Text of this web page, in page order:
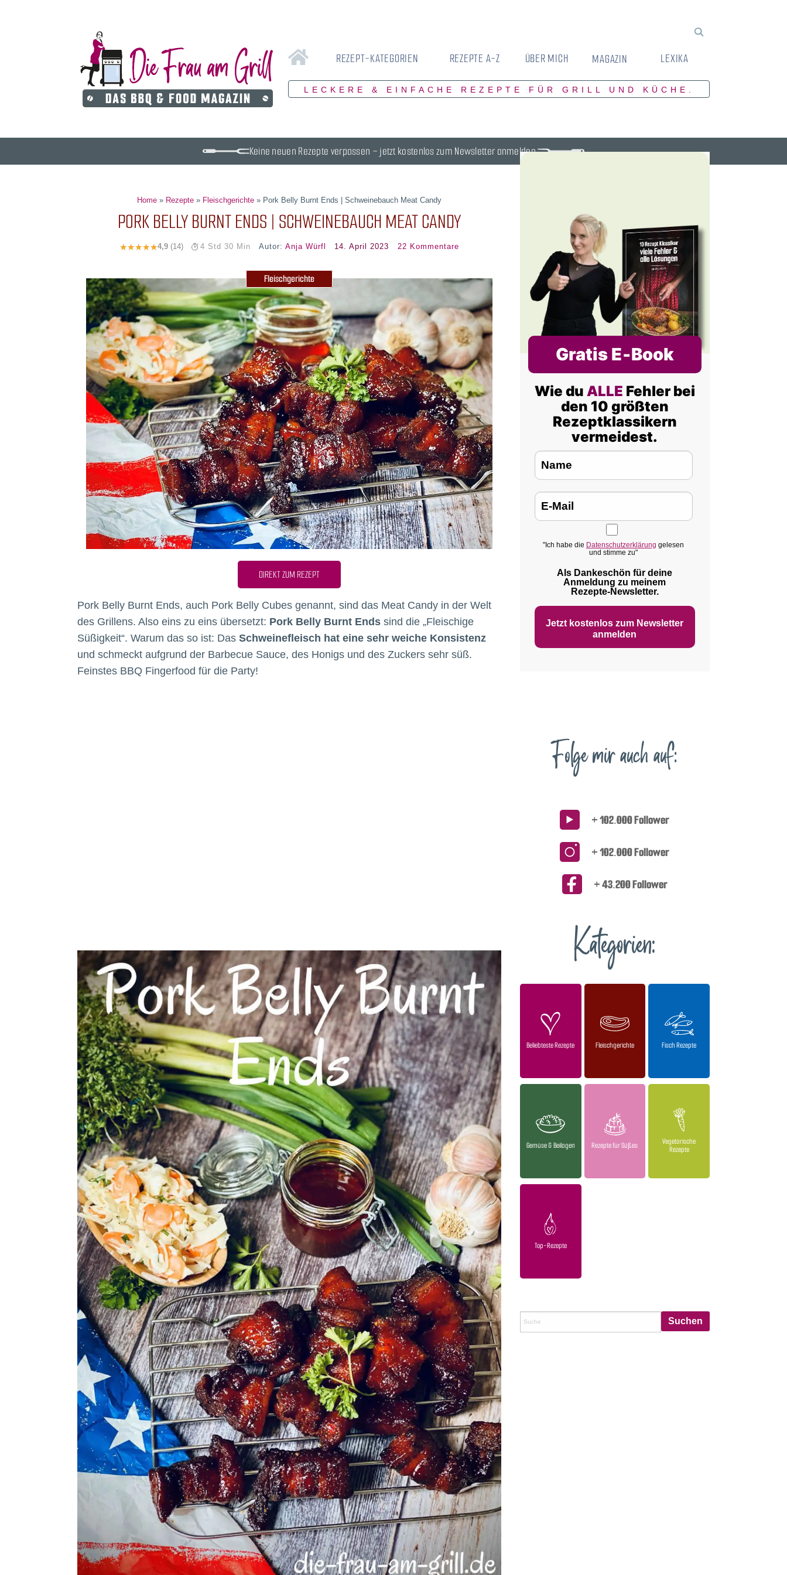
REZEPT-KATEGORIEN REZEPTE A-Z ÜBER MICH MAGAZIN LEXIKA
LECKERE & EINFACHE REZEPTE FÜR GRILL UND KÜCHE.
Keine neuen Rezepte verpassen – jetzt kostenlos zum Newsletter anmelden.
Home» Rezepte» Fleischgerichte» Pork Belly Burnt Ends | Schweinebauch Meat Candy
PORK BELLY BURNT ENDS | SCHWEINEBAUCH MEAT CANDY
4,9 (14) 4 Std 30 Min Autor:Anja Würfl 14. April 2023 22 Kommentare
Fleischgerichte
DIREKT ZUM REZEPT
Pork Belly Burnt Ends, auch Pork Belly Cubes genannt, sind das Meat Candy in der Welt
des Grillens. Also eins zu eins übersetzt: Pork Belly Burnt Ends sind die „Fleischige
Süßigkeit“. Warum das so ist: Das Schweinefleisch hat eine sehr weiche Konsistenz
und schmeckt aufgrund der Barbecue Sauce, des Honigs und des Zuckers sehr süß.
Feinstes BBQ Fingerfood für die Party!
Gratis E‑Book
Wie du ALLE Fehler bei
den 10 größten
Rezeptklassikern
vermeidest.
"Ich habe die Datenschutzerklärung gelesen
und stimme zu"
Als Dankeschön für deine
Anmeldung zu meinem
Rezepte‑Newsletter.
Jetzt kostenlos zum Newsletter
anmelden
Folge mir auch auf:
+ 102.000 Follower
+ 102.000 Follower
+ 43.200 Follower
Kategorien:
Beliebteste Rezepte Fleischgerichte Fisch Rezepte
Gemüse & Beilagen Rezepte für Süßes
Vegetarische
Rezepte
Top-Rezepte